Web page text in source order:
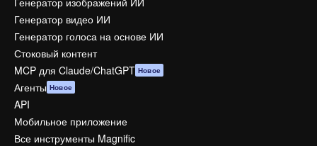
Генератор видео ИИ
Генератор голоса на основе ИИ
Стоковый контент
MCP для Claude/ChatGPT Новое
Агенты Новое
API
Мобильное приложение
Все инструменты Magnific